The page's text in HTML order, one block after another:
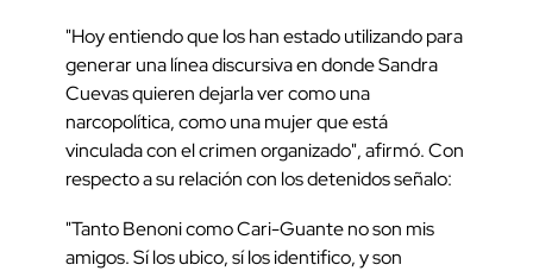
"Hoy entiendo que los han estado utilizando para
generar una línea discursiva en donde Sandra
Cuevas quieren dejarla ver como una
narcopolítica, como una mujer que está
vinculada con el crimen organizado", afirmó. Con
respecto a su relación con los detenidos señalo:
"Tanto Benoni como Cari-Guante no son mis
amigos. Sí los ubico, sí los identifico, y son